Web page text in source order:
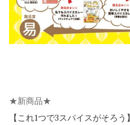
★新商品★
【これ1つで3スパイスがそろう】